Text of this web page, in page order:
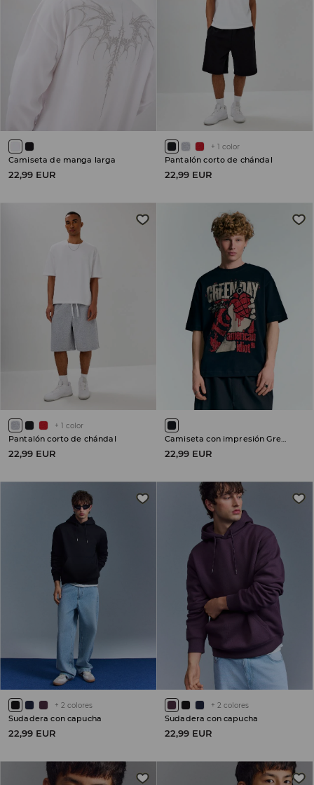
Camiseta de manga larga
22,99 EUR
+ 1 color
Pantalón corto de chándal
22,99 EUR
+ 1 color
Pantalón corto de chándal
22,99 EUR
Camiseta con impresión Green Day American Idiot
22,99 EUR
+ 2 colores
Sudadera con capucha
22,99 EUR
+ 2 colores
Sudadera con capucha
22,99 EUR